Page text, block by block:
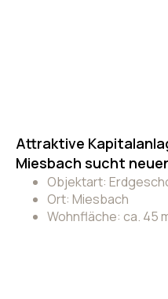
Attraktive
Miesbach sucht
Objektart:
Ort: Miesbach
Wohnfläche: ca. 45